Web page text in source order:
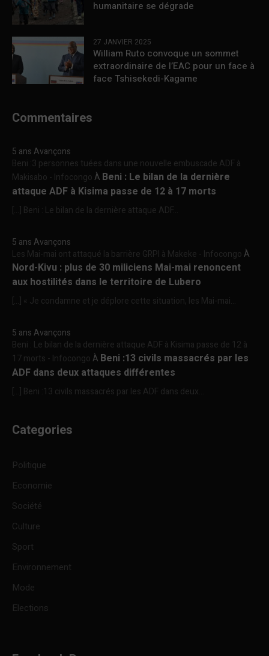
humanitaire se dégrade
27 JANVIER 2025
William Ruto convoque un sommet
extraordinaire de l’EAC pour un face à
face Tshisekedi-Kagame
Commentaires
5 ans Avançons
Beni :3 personnes tuées dans une nouvelle embuscade ADF à
Makisabo - InfocongoÀ Beni : Le bilan de la dernière
attaque ADF à Kisima passe de 12 à 17 morts
[…] Beni : Le bilan de la dernière attaque ADF...
5 ans Avançons
Les Mai-mai ont attaqué la barrière GRPI à Makeke - InfocongoÀ
Nord-Kivu : plus de 30 miliciens Mai-mai renoncent
aux hostilités dans le territoire de Lubero
[…] « Je condamne et je déplore cette situation, les Mai-mai...
5 ans Avançons
Beni : Le bilan de la dernière attaque ADF à Kisima passe de 12 à
17 morts - InfocongoÀ Beni :13 civils massacrés par les
ADF dans deux attaques différentes
[…] Beni :13 civils massacrés par les ADF dans deux...
Categories
Politique
Economie
Société
Culture
Sport
Environnement
Mode
Elections